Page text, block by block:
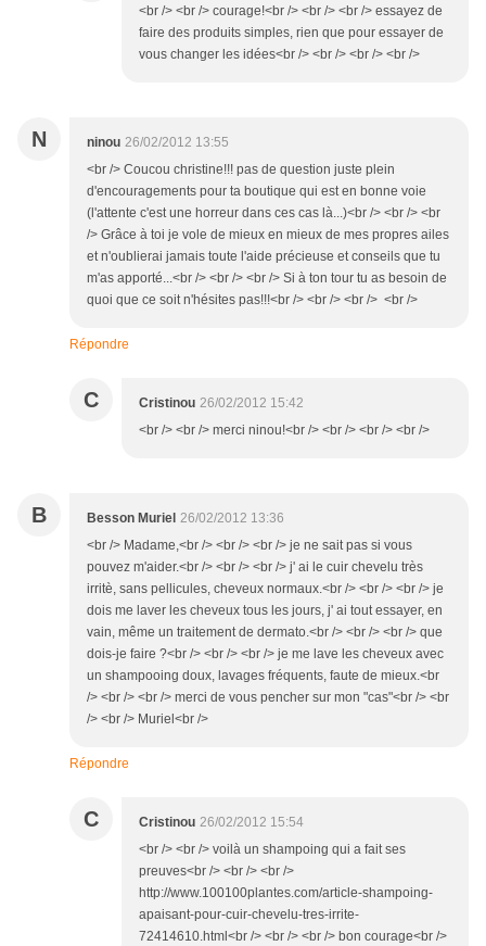
<br /> <br /> courage!<br /> <br /> <br /> essayez de
faire des produits simples, rien que pour essayer de
vous changer les idées<br /> <br /> <br /> <br />
N ninou 26/02/2012 13:55
<br /> Coucou christine!!! pas de question juste plein
d'encouragements pour ta boutique qui est en bonne voie
(l'attente c'est une horreur dans ces cas là...)<br /> <br /> <br
/> Grâce à toi je vole de mieux en mieux de mes propres ailes
et n'oublierai jamais toute l'aide précieuse et conseils que tu
m'as apporté...<br /> <br /> <br /> Si à ton tour tu as besoin de
quoi que ce soit n'hésites pas!!!<br /> <br /> <br /> <br />
Répondre
C Cristinou 26/02/2012 15:42
<br /> <br /> merci ninou!<br /> <br /> <br /> <br />
B Besson Muriel 26/02/2012 13:36
<br /> Madame,<br /> <br /> <br /> je ne sait pas si vous
pouvez m'aider.<br /> <br /> <br /> j' ai le cuir chevelu très
irritè, sans pellicules, cheveux normaux.<br /> <br /> <br /> je
dois me laver les cheveux tous les jours, j' ai tout essayer, en
vain, même un traitement de dermato.<br /> <br /> <br /> que
dois-je faire ?<br /> <br /> <br /> je me lave les cheveux avec
un shampooing doux, lavages fréquents, faute de mieux.<br
/> <br /> <br /> merci de vous pencher sur mon "cas"<br /> <br
/> <br /> Muriel<br />
Répondre
C Cristinou 26/02/2012 15:54
<br /> <br /> voilà un shampoing qui a fait ses
preuves<br /> <br /> <br />
http://www.100100plantes.com/article-shampoing-
apaisant-pour-cuir-chevelu-tres-irrite-
72414610.html<br /> <br /> <br /> bon courage<br />